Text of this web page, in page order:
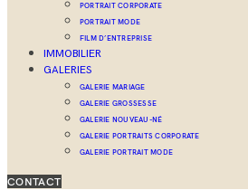
PORTRAIT CORPORATE
PORTRAIT MODE
FILM D’ENTREPRISE
IMMOBILIER
GALERIES
GALERIE MARIAGE
GALERIE GROSSESSE
GALERIE NOUVEAU-NÉ
GALERIE PORTRAITS CORPORATE
GALERIE PORTRAIT MODE
CONTACT